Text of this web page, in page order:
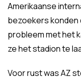
Amerikaanse
bezoekers konden
probleem met het
ze het stadion te
Voor rust was AZ